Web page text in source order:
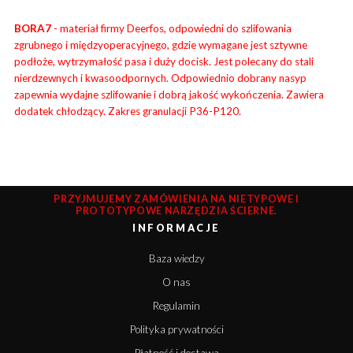
BORA7- materiał firmy Deerfos, odpowiedni do szlifowania
zgrubnego i międzyoperacyjnego, gdzie wymagane jest sztywne
podłoże, wytrzymałość pasa i duży docisk. Jest polecany do stali
nierdzewnych i kwasoodpornych. Odpowiednio dobrany nasyp
zapewnia wydajne szlifowanie i dobrą jakość wykończenia. Zawiera
dodatek chłodzący. Zakres granulacji P36-P120.
PRZYJMUJEMY ZAMÓWIENIA NA NIETYPOWE I
PROTOTYPOWE NARZĘDZIA ŚCIERNE.
INFORMACJE
Baza wiedzy
O nas
Regulamin
Polityka prywatności